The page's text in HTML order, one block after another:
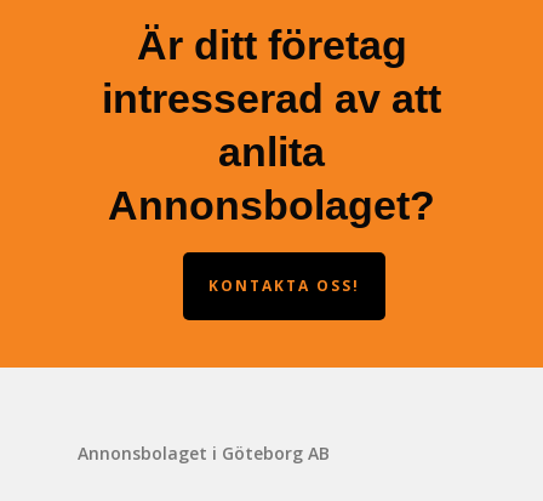
Är ditt företag
intresserad av att
anlita
Annonsbolaget?
KONTAKTA OSS!
Annonsbolaget i Göteborg AB